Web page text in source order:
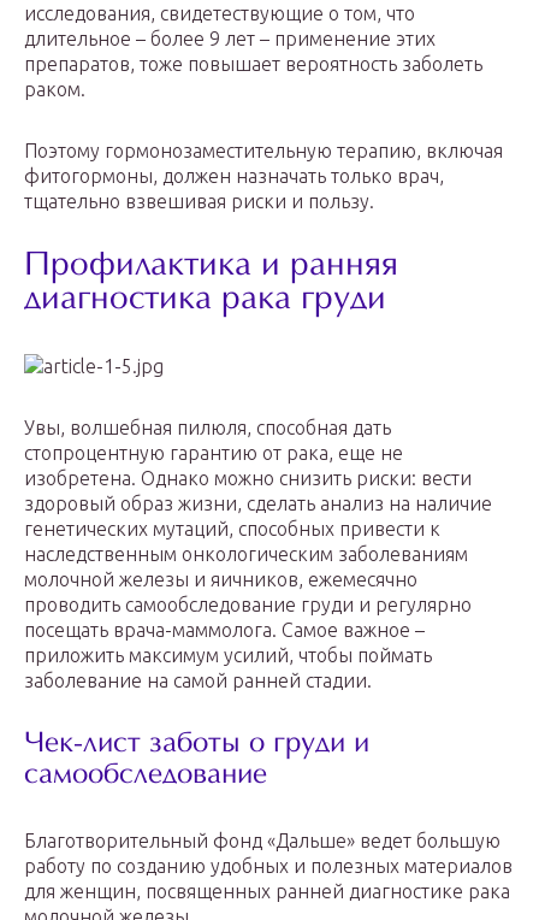
исследования, свидетествующие о том, что
длительное – более 9 лет – применение этих
препаратов, тоже повышает вероятность заболеть
раком.
Поэтому гормонозаместительную терапию, включая
фитогормоны, должен назначать только врач,
тщательно взвешивая риски и пользу.
Профилактика и ранняя
диагностика рака груди
Увы, волшебная пилюля, способная дать
стопроцентную гарантию от рака, еще не
изобретена. Однако можно снизить риски: вести
здоровый образ жизни, сделать анализ на наличие
генетических мутаций, способных привести к
наследственным онкологическим заболеваниям
молочной железы и яичников, ежемесячно
проводить самообследование груди и регулярно
посещать врача-маммолога. Самое важное –
приложить максимум усилий, чтобы поймать
заболевание на самой ранней стадии.
Чек-лист заботы о груди и
самообследование
Благотворительный фонд «Дальше» ведет большую
работу по созданию удобных и полезных материалов
для женщин, посвященных ранней диагностике рака